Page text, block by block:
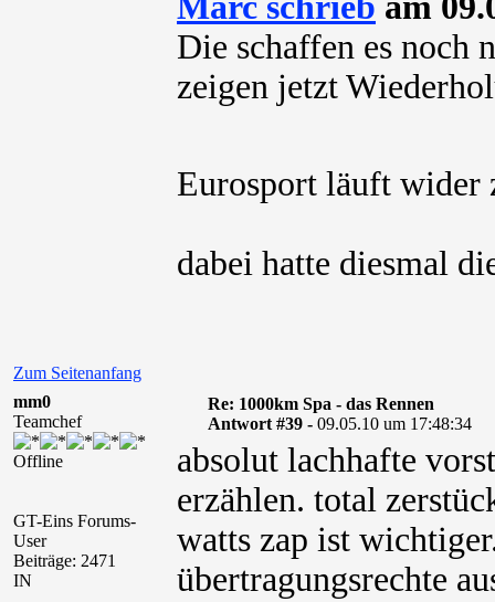
Die schaffen es noch
zeigen jetzt
Eurosport läuft
dabei hatte diesmal
Zum Seitenanfang
mm0
Teamchef
Offline
GT-Eins Forums-
User
Beiträge: 2471
IN
Re: 1000km Spa - das Rennen
Antwort #39 - 09.05.10 um 17:48:34
absolut lachhafte
erzählen. total
watts zap ist
übertragungsrechte